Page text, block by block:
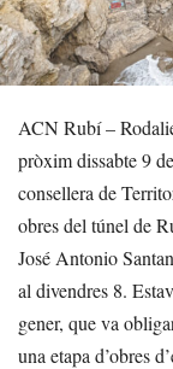
ACN Rubí –
pròxim dissabte 9
consellera de
obres del túnel de
José Antonio
al divendres 8.
gener, que va
una etapa d’obres